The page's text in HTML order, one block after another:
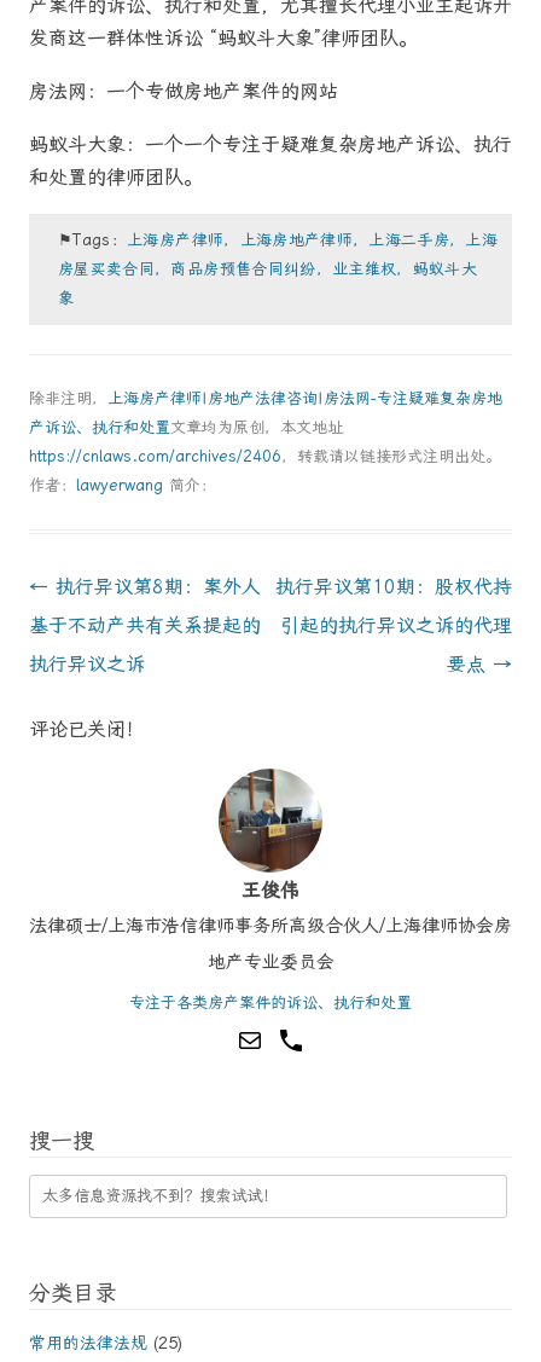
产案件的诉讼、执行和处置，尤其擅长代理小业主起诉开
发商这一群体性诉讼 “蚂蚁斗大象”律师团队。
房法网：一个专做房地产案件的网站
蚂蚁斗大象：一个一个专注于疑难复杂房地产诉讼、执行
和处置的律师团队。
⚑Tags： 上海房产律师，上海房地产律师，上海二手房，上海
房屋买卖合同，商品房预售合同纠纷，业主维权，蚂蚁斗大
象
除非注明， 上海房产律师|房地产法律咨询|房法网-专注疑难复杂房地
产诉讼、执行和处置文章均为原创，本文地址
https://cnlaws.com/archives/2406，转载请以链接形式注明出处。
作者： lawyerwang 简介：
Post
navigation
← 执行异议第8期：案外人
基于不动产共有关系提起的
执行异议之诉
执行异议第10期：股权代持
引起的执行异议之诉的代理
要点 →
评论已关闭！
王俊伟
法律硕士/上海市浩信律师事务所高级合伙人/上海律师协会房
地产专业委员会
专注于各类房产案件的诉讼、执行和处置
搜一搜
分类目录
常用的法律法规 (25)